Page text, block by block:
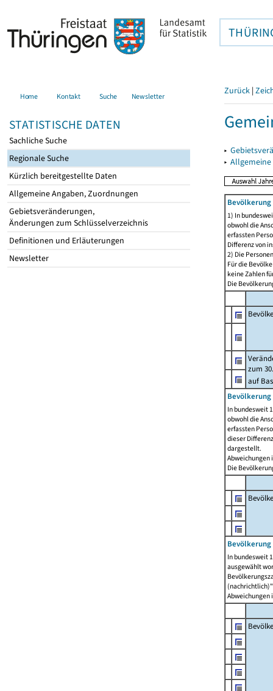
Home Kontakt Suche Newsletter
STATISTISCHE DATEN
Sachliche Suche
Regionale Suche
Kürzlich bereitgestellte Daten
Allgemeine Angaben, Zuordnungen
Gebietsveränderungen,
Änderungen zum Schlüsselverzeichnis
Definitionen und Erläuterungen
Newsletter
Zurück |
▸
▸
1) In
obwohl die
erfassten
Differenz von
2) Die
Für die
keine Zahlen
Die
zum
auf
Bevölkerung
In bundesweit
obwohl die
erfassten
dieser
dargestellt.
Abweichungen
Die
In bundesweit
ausgewählt
Abweichungen